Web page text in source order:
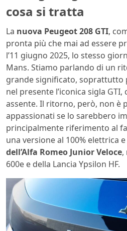
cosa si tratta
La nuova Peugeot 208 GTI,
pronta più che mai ad essere
l’11 giugno 2025, lo stesso
Mans. Stiamo parlando di un
grande significato, soprattutto
nel presente l’iconica sigla GTI,
assente. Il ritorno, però, non è
appassionati se lo sarebbero
principalmente riferimento al
una versione al 100% elettrica e
dell’Alfa Romeo Junior Veloce,
600e e della Lancia Ypsilon HF.